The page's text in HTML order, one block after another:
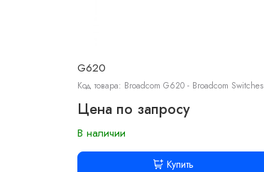
G620
Код товара: Broadcom G620 - Broadcom Switches
Цена по запросу
В наличии
Купить